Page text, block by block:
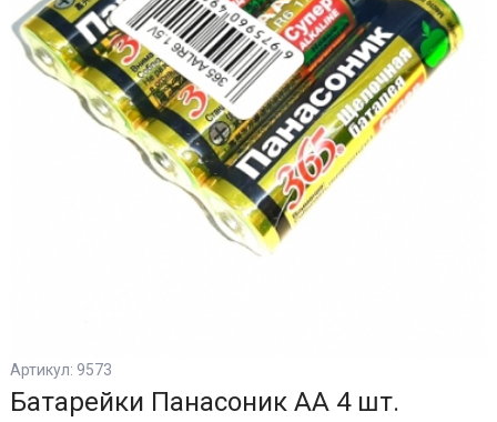
Артикул: 9573
Батарейки Панасоник АА 4 шт.